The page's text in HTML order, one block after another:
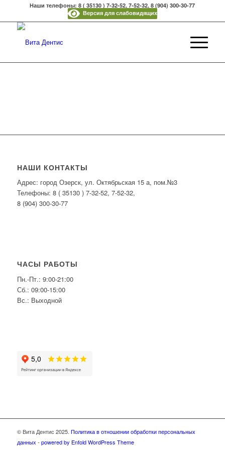
Наши телефоны: 8 ( 35130 ) 7-32-52, 7-52-32, 8 (904) 300-30-77
Версия для слабовидящих
НАШИ КОНТАКТЫ
Адрес: город Озерск, ул. Октябрьская 15 а, пом.№3
Телефоны: 8 ( 35130 ) 7-32-52, 7-52-32,
8 (904) 300-30-77
ЧАСЫ РАБОТЫ
Пн.-Пт.: 9:00-21:00
Сб.: 09:00-15:00
Вс.: Выходной
© Вита Дентис 2025. Политика в отношении обработки персональных
данных - powered by Enfold WordPress Theme